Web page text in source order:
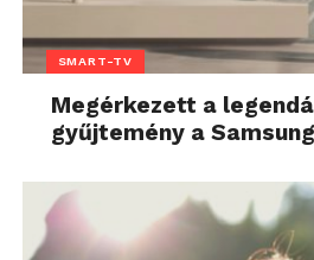
SMART-TV
Megérkezett a
gyűjtemény a